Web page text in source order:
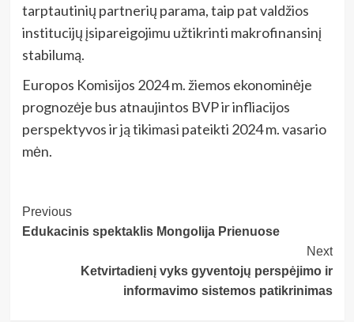
tarptautinių partnerių parama, taip pat valdžios
institucijų įsipareigojimu užtikrinti makrofinansinį
stabilumą.
Europos Komisijos 2024 m. žiemos ekonominėje
prognozėje bus atnaujintos BVP ir infliacijos
perspektyvos ir ją tikimasi pateikti 2024 m. vasario
mėn.
Post
Navigation
Previous
Edukacinis spektaklis Mongolija Prienuose
Next
Ketvirtadienį vyks gyventojų perspėjimo ir
informavimo sistemos patikrinimas